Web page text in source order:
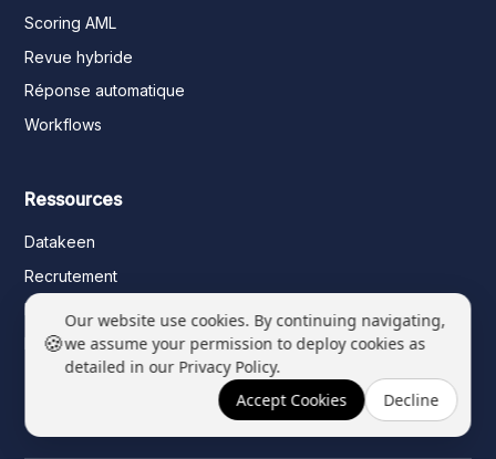
🍪
Our website use cookies. By continuing navigating,
we assume your permission to deploy cookies as
detailed in our Privacy Policy.
Accept Cookies
Decline
Scoring AML
Revue hybride
Réponse automatique
Workflows
Ressources
Datakeen
Recrutement
Événements
Blog